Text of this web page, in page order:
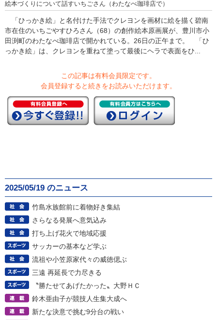
絵本づくりについて話すいちごさん（わたなべ珈琲店で）
「ひっかき絵」と名付けた手法でクレヨンを画材に絵を描く碧南
市在住のいちごやすひろさん（68）の創作絵本原画展が、豊川市小
田渕町のわたなべ珈琲店で開かれている。26日の正午まで。 「ひ
っかき絵」は、クレヨンを重ねて塗って最後にヘラで表面をひ...
この記事は有料会員限定です。
会員登録すると続きをお読みいただけます。
2025/05/19 のニュース
竹島水族館前に着物好き集結
さらなる発展へ意気込み
打ち上げ花火で地域応援
サッカーの基本など学ぶ
流祖や小笠原家代々の威徳偲ぶ
三遠 再延長で力尽きる
〝勝たせてあげたかった〟大野ＨＣ
鈴木亜由子が競技人生集大成へ
新たな決意で挑む9分台の戦い